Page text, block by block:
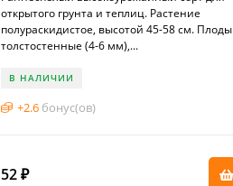
открытого грунта и теплиц. Растение
полураскидистое, высотой 45-58 см. Плоды
толстостенные (4-6 мм),...
В НАЛИЧИИ
+2.6 бонус(ов)
52₽